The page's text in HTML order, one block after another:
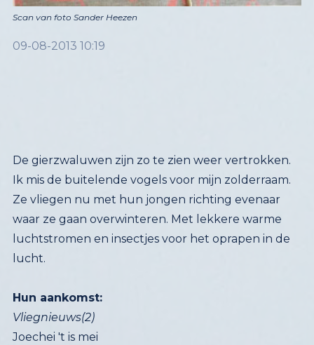
Scan van foto Sander Heezen
09-08-2013 10:19
De gierzwaluwen zijn zo te zien weer vertrokken.
Ik mis de buitelende vogels voor mijn zolderraam.
Ze vliegen nu met hun jongen richting evenaar
waar ze gaan overwinteren. Met lekkere warme
luchtstromen en insectjes voor het oprapen in de
lucht.
Hun aankomst:
Vliegnieuws(2)
Joechei 't is mei